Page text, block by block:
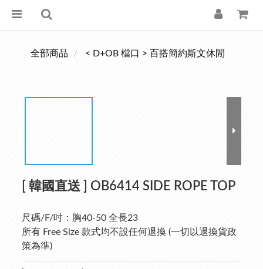
全部商品 < D+OB 檔口 > 百搭簡約斯文休閒
[ 韓國直送 ] OB6414 SIDE ROPE TOP
尺碼/F/吋：胸40-50 全長23
所有 Free Size 款式均不設任何退換 (一切以退換貨政
策為準)